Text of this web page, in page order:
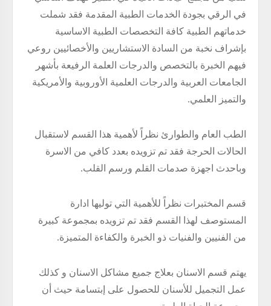
في الرقي بجودة الخدمات الطبية المقدمة فقد شملت
خدماتهم الطبية كافة التخصصات الطبية الاساسية
بإشراف نخبة من السادة الاستشاريين والأخصائيين روعي
فيهم الخبرة بالتخصص والدرجات العلمة الرفيعة بأشهر
الجامعات العربية والدرجات العلمية الأوروبية والأمريكية
والتميز العلمي.
الطب العام والطوارئ نظراً لأهمية هذا القسم لاستقبال
الحالات الحرجة فقد تم تزويده بعدد كافي من الاسرة
وباحدث اجهزة صدمات القلم ورسم القلب.
قسم المختبرات نظراً للأهمية التي توليها ادارة
المستوصف لهذا القسم فقد تم تزويده بمجموعة كبيرة
من الفنيين والفنيات ذو الخبرة والكفاءة المتميزة.
يهتم قسم الاسنان بعلاج جميع مشاكل الاسنان و كذلك
عمل التجميل للأسنان للحصول على إبتسامة حيث أن